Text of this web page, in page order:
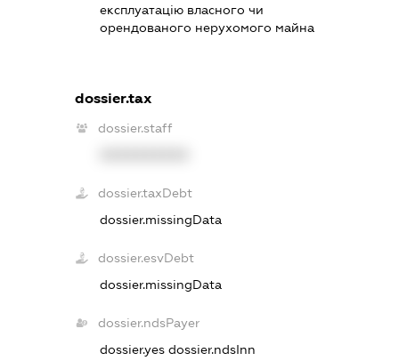
експлуатацію власного чи
орендованого нерухомого майна
dossier.tax
dossier.staff
dossier.taxDebt
dossier.missingData
dossier.esvDebt
dossier.missingData
dossier.ndsPayer
dossier.yes dossier.ndsInn